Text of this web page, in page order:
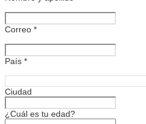
Correo *
País *
Ciudad
¿Cuál es tu edad?